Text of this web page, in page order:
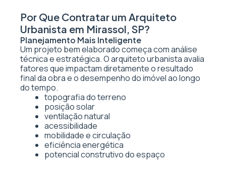
Por Que Contratar um Arquiteto
Urbanista em Mirassol, SP?
Planejamento Mais Inteligente
Um projeto bem elaborado começa com análise
técnica e estratégica. O arquiteto urbanista avalia
fatores que impactam diretamente o resultado
final da obra e o desempenho do imóvel ao longo
do tempo.
topografia do terreno
posição solar
ventilação natural
acessibilidade
mobilidade e circulação
eficiência energética
potencial construtivo do espaço